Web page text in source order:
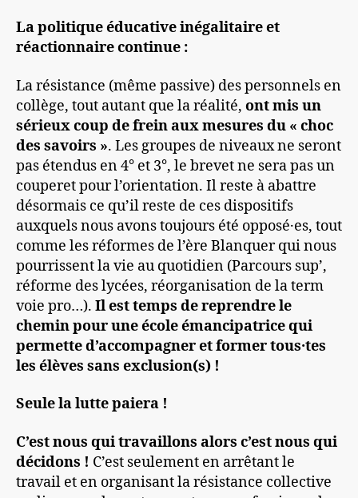
La politique éducative inégalitaire et
réactionnaire continue :
La résistance (même passive) des personnels en
collège, tout autant que la réalité, ont mis un
sérieux coup de frein aux mesures du « choc
des savoirs ». Les groupes de niveaux ne seront
pas étendus en 4° et 3°, le brevet ne sera pas un
couperet pour l’orientation. Il reste à abattre
désormais ce qu’il reste de ces dispositifs
auxquels nous avons toujours été opposé·es, tout
comme les réformes de l’ère Blanquer qui nous
pourrissent la vie au quotidien (Parcours sup’,
réforme des lycées, réorganisation de la term
voie pro…). Il est temps de reprendre le
chemin pour une école émancipatrice qui
permette d’accompagner et former tous·tes
les élèves sans exclusion(s) !
Seule la lutte paiera !
C’est nous qui travaillons alors c’est nous qui
décidons ! C’est seulement en arrêtant le
travail et en organisant la résistance collective